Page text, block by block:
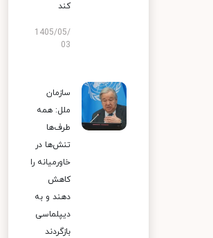
کند
1405/05/
03
سازمان
ملل: همه
طرف‌ها
تنش‌ها در
خاورمیانه را
کاهش
دهند و به
دیپلماسی
بازگردند